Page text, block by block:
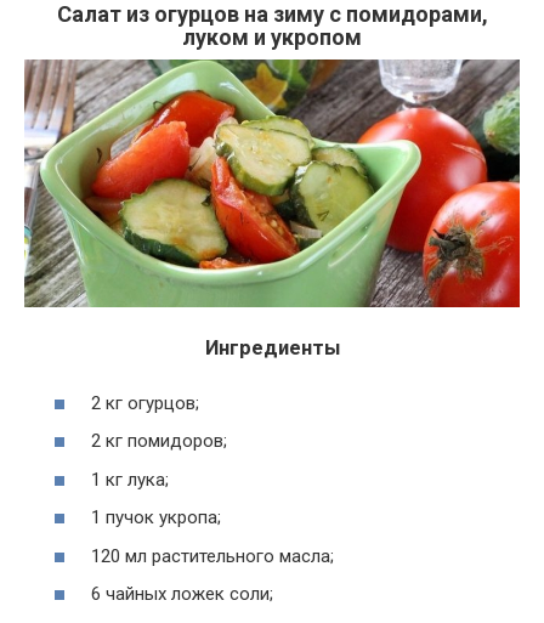
Салат из огурцов на зиму с помидорами,
луком и укропом
Ингредиенты
2 кг огурцов;
2 кг помидоров;
1 кг лука;
1 пучок укропа;
120 мл растительного масла;
6 чайных ложек соли;